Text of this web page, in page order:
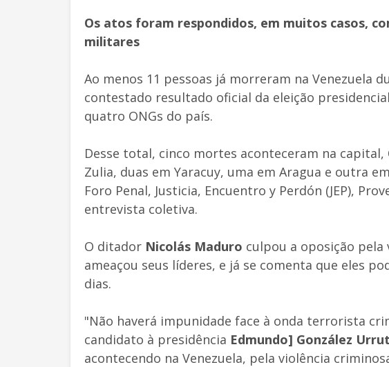
Os atos foram respondidos, em muitos casos,
militares
Ao menos 11 pessoas já morreram na Venezuela
contestado resultado oficial da eleição
quatro ONGs do país.
Desse total, cinco mortes aconteceram na capital,
Zulia, duas em Yaracuy, uma em Aragua e outra
Foro Penal, Justicia, Encuentro y Perdón (JEP),
entrevista coletiva.
O ditador Nicolás Maduro culpou a oposição
ameaçou seus líderes, e já se comenta que eles
dias.
"Não haverá impunidade face à onda terrorista
candidato à presidência Edmundo] González
acontecendo na Venezuela, pela violência